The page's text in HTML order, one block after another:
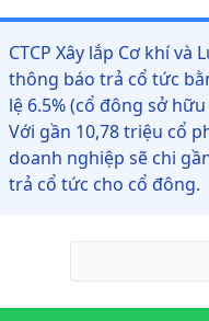
CTCP Xây lắp Cơ khí
thông báo trả cổ tức
lệ 6.5% (cổ đông sở
Với gần 10,78 triệu cổ
doanh nghiệp sẽ chi
trả cổ tức cho cổ đông.